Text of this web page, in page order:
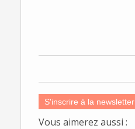
S'inscrire à la newsletter
Vous aimerez aussi :